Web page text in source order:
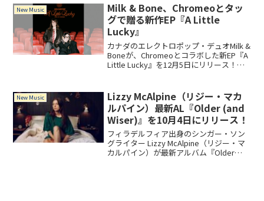
New Music
Milk & Bone、Chromeoとタッ
グで贈る新作EP『A Little
Lucky』
カナダのエレクトロポップ・デュオMilk &
Boneが、Chromeoとコラボした新EP『A
Little Lucky』を12月5日にリリース！先
代表作や受賞歴も紹介。
New Music
Lizzy McAlpine（リジー・マカ
ルパイン）最新AL『Older (and
Wiser)』を10月4日にリリース！
フィラデルフィア出身のシンガー・ソン
グライター Lizzy McAlpine（リジー・マ
カルパイン）が最新アルバム『Older